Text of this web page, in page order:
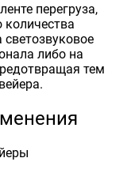
перегруза,
количества
либо на
тем